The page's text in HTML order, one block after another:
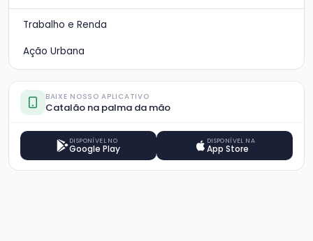
Trabalho e Renda
Ação Urbana
BAIXE NOSSO APLICATIVO
Catalão na palma da mão
DISPONÍVEL NO
Google Play
DISPONÍVEL NA
App Store